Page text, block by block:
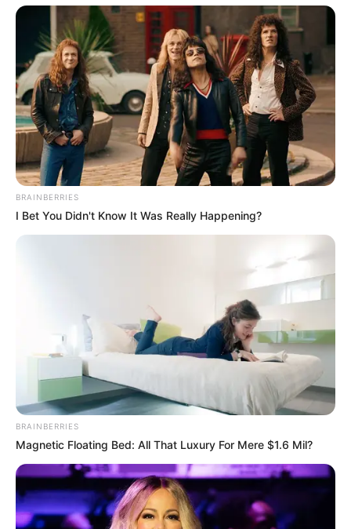
BRAINBERRIES
I Bet You Didn't Know It Was Really Happening?
BRAINBERRIES
Magnetic Floating Bed: All That Luxury For Mere $1.6 Mil?